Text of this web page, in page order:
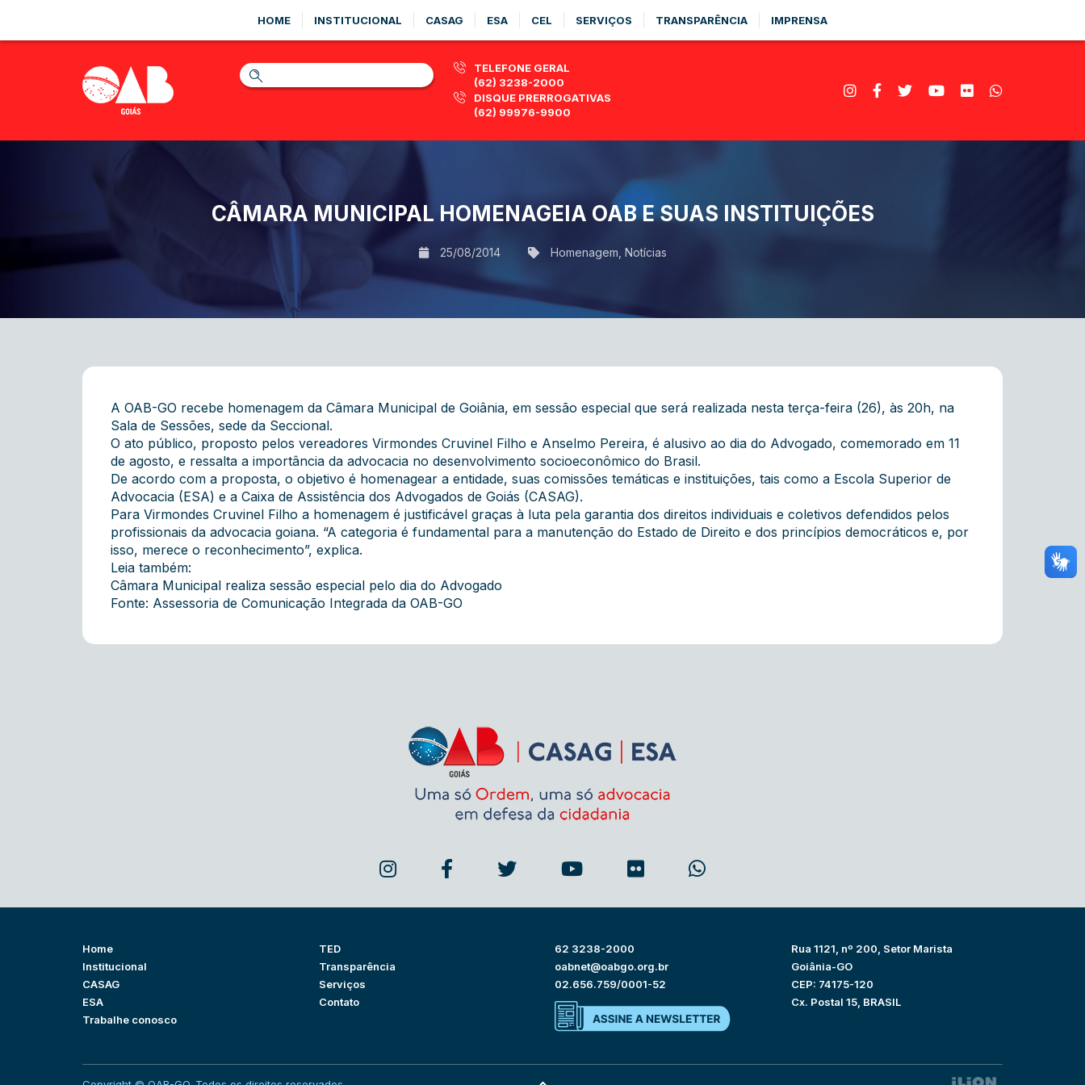
HOME INSTITUCIONAL CASAG ESA CEL SERVIÇOS TRANSPARÊNCIA IMPRENSA
TELEFONE GERAL
(62) 3238-2000
DISQUE PRERROGATIVAS
(62) 99976-9900
CÂMARA MUNICIPAL HOMENAGEIA OAB E SUAS INSTITUIÇÕES
25/08/2014 Homenagem Notícias
A OAB-GO recebe homenagem da Câmara Municipal de Goiânia, em sessão especial que será realizada nesta terça-feira (26), às 20h, na
Sala de Sessões, sede da Seccional.
O ato público, proposto pelos vereadores Virmondes Cruvinel Filho e Anselmo Pereira, é alusivo ao dia do Advogado, comemorado em 11
de agosto, e ressalta a importância da advocacia no desenvolvimento socioeconômico do Brasil.
De acordo com a proposta, o objetivo é homenagear a entidade, suas comissões temáticas e instituições, tais como a Escola Superior de
Advocacia (ESA) e a Caixa de Assistência dos Advogados de Goiás (CASAG).
Para Virmondes Cruvinel Filho a homenagem é justificável graças à luta pela garantia dos direitos individuais e coletivos defendidos pelos
profissionais da advocacia goiana. “A categoria é fundamental para a manutenção do Estado de Direito e dos princípios democráticos e, por
isso, merece o reconhecimento”, explica.
Leia também:
Câmara Municipal realiza sessão especial pelo dia do Advogado
Fonte: Assessoria de Comunicação Integrada da OAB-GO
Home
Institucional
CASAG
ESA
Trabalhe conosco
TED
Transparência
Serviços
Contato
62 3238-2000
oabnet@oabgo.org.br
02.656.759/0001-52
Rua 1121, nº 200, Setor Marista
Goiânia-GO
CEP: 74175-120
Cx. Postal 15, BRASIL